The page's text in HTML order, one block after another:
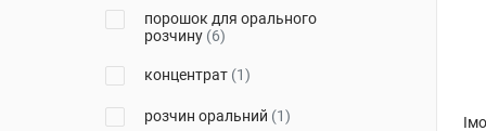
Софартекс(2)
порошок для орального
розчину (6)
концентрат (1)
розчин оральний (1)